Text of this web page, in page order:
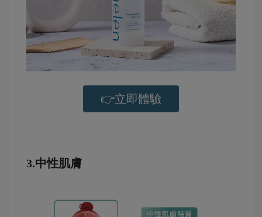
👉立即體驗
3.中性肌膚